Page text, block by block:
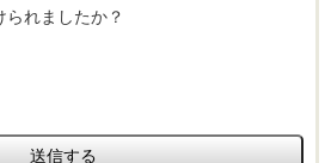
られましたか？